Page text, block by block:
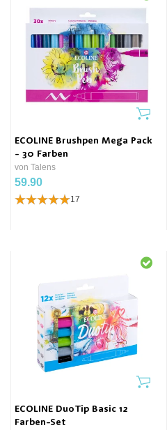
ECOLINE Brushpen Mega Pack
- 30 Farben
von Talens
59.90
17
ECOLINE DuoTip Basic 12
Farben-Set